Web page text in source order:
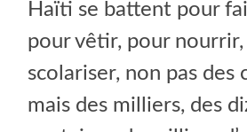
Haïti se battent pour
pour vêtir, pour
scolariser, non pas des
mais des milliers, des